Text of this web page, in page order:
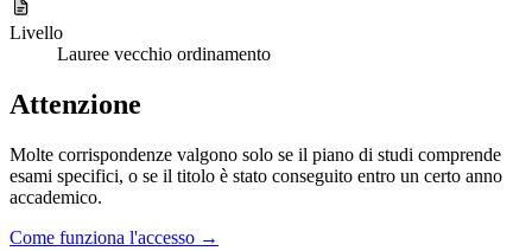
Livello
Lauree vecchio ordinamento
Attenzione
Molte corrispondenze valgono solo se il piano di studi comprende
esami specifici, o se il titolo è stato conseguito entro un certo anno
accademico.
Come funziona l'accesso →